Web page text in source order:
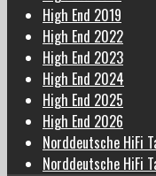
High End 2019
High End 2022
High End 2023
High End 2024
High End 2025
High End 2026
Norddeutsche HiFi
Norddeutsche HiFi